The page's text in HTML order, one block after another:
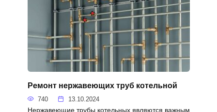
Ремонт нержавеющих труб котельной
740 13.10.2024
Нержавеющие трубы котельных являются важным